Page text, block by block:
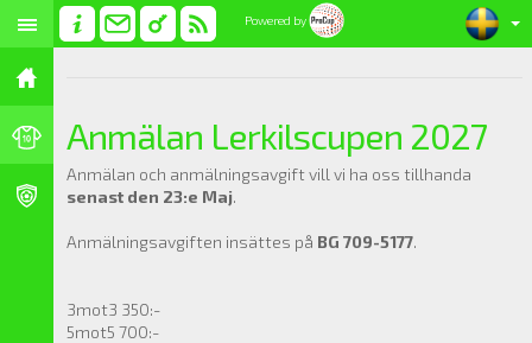
Powered by
Anmälan Lerkilscupen 2027
Anmälan och anmälningsavgift vill vi ha oss tillhanda
senast den 23:e Maj.
Anmälningsavgiften insättes på BG 709-5177.
3mot3 350:-
5mot5 700:-